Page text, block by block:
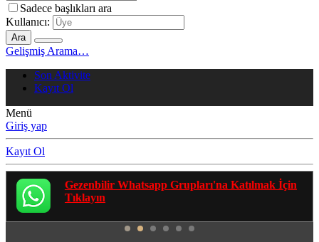
Sadece başlıkları ara
Kullanıcı:
Ara
Gelişmiş Arama…
Son Aktivite
Kayıt Ol
Menü
Giriş yap
Kayıt Ol
Gezenbilir Whatsapp Grupları'na Katılmak İçin
Tıklayın